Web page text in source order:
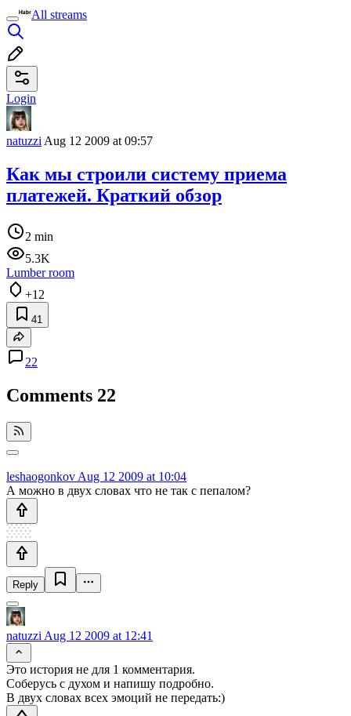
All streams
Login
natuzzi Aug 12 2009 at 09:57
Как мы строили систему приема
платежей. Краткий обзор
2 min
5.3K
Lumber room
+12
41
22
Comments 22
leshaogonkov Aug 12 2009 at 10:04
А можно в двух словах что не так с пепалом?
Reply
natuzzi Aug 12 2009 at 12:41
Это история не для 1 комментария.
Соберусь с духом и напишу подробно.
В двух словах всех эмоций не передать:)